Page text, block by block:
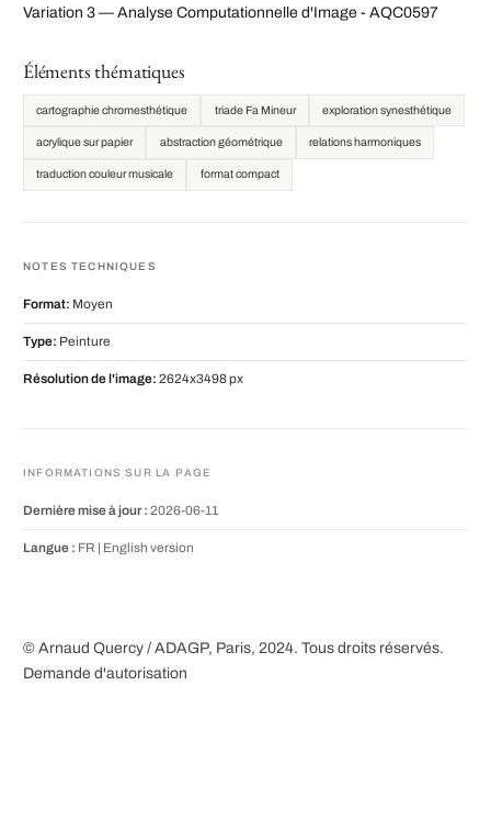
Variation 3 — Analyse Computationnelle d'Image - AQC0597
Éléments thématiques
cartographie chromesthétique triade Fa Mineur exploration synesthétique
acrylique sur papier abstraction géométrique relations harmoniques
traduction couleur musicale format compact
NOTES TECHNIQUES
Format: Moyen
Type: Peinture
Résolution de l'image: 2624x3498 px
INFORMATIONS SUR LA PAGE
Dernière mise à jour : 2026-06-11
Langue : FR | English version
© Arnaud Quercy / ADAGP, Paris, 2024. Tous droits réservés.
Demande d'autorisation